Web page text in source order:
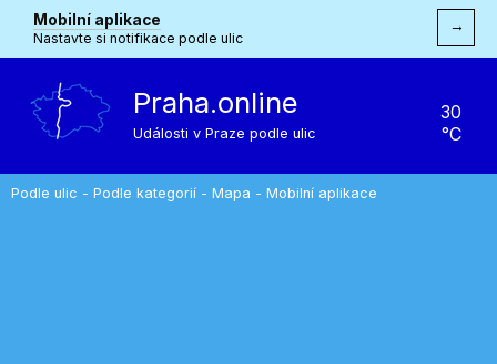
Mobilní aplikace
Nastavte si notifikace podle ulic
→
Praha.online
Události v Praze podle ulic
30
°C
Podle ulic - Podle kategorií - Mapa - Mobilní aplikace